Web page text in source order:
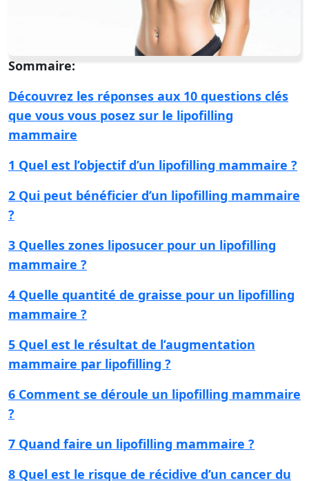
Sommaire:
Découvrez les réponses aux 10 questions clés
que vous vous posez sur le lipofilling
mammaire
1 Quel est l’objectif d’un lipofilling mammaire ?
2 Qui peut bénéficier d’un lipofilling mammaire
?
3 Quelles zones liposucer pour un lipofilling
mammaire ?
4 Quelle quantité de graisse pour un lipofilling
mammaire ?
5 Quel est le résultat de l’augmentation
mammaire par lipofilling ?
6 Comment se déroule un lipofilling mammaire
?
7 Quand faire un lipofilling mammaire ?
8 Quel est le risque de récidive d’un cancer du